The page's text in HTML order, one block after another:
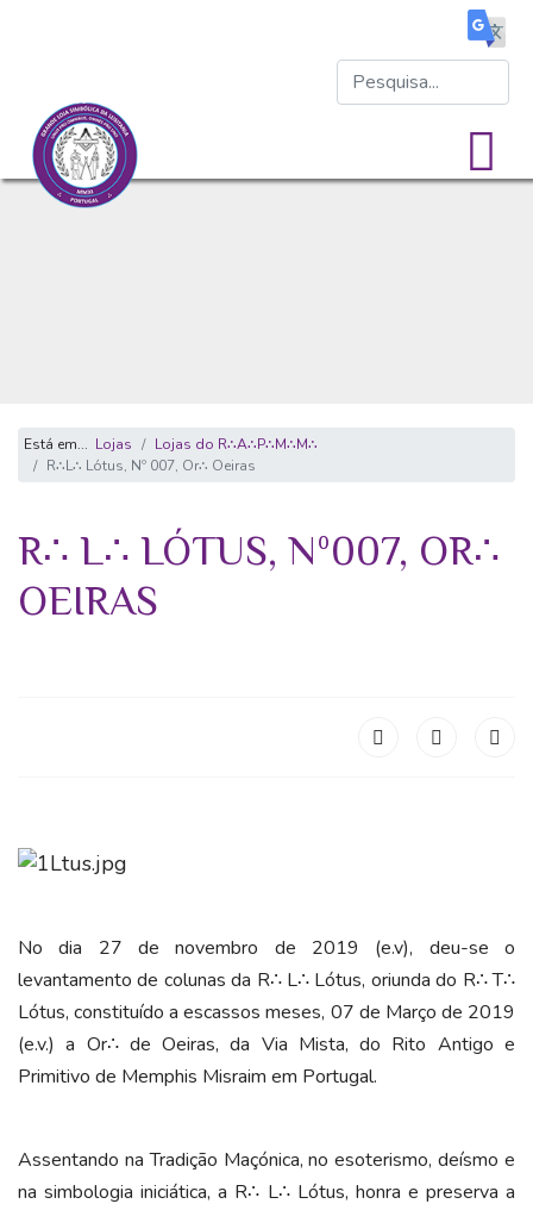
Está em... Lojas
Lojas do R∴A∴P∴M∴M∴
R∴L∴ Lótus, Nº 007, Or∴ Oeiras
R∴ L∴ LÓTUS, Nº007, OR∴
OEIRAS
No dia 27 de novembro de 2019 (e.v), deu-se o
levantamento de colunas da R∴ L∴ Lótus, oriunda do R∴ T∴
Lótus, constituído a escassos meses, 07 de Março de 2019
(e.v.) a Or∴ de Oeiras, da Via Mista, do Rito Antigo e
Primitivo de Memphis Misraim em Portugal.
Assentando na Tradição Maçónica, no esoterismo, deísmo e
na simbologia iniciática, a R∴ L∴ Lótus, honra e preserva a